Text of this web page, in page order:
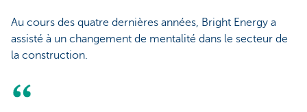
Au cours des quatre dernières années, Bright Energy a
assisté à un changement de mentalité dans le secteur de
la construction.